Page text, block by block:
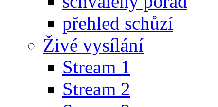
přehled schůzí
Živé vysílání
Stream 1
Stream 2